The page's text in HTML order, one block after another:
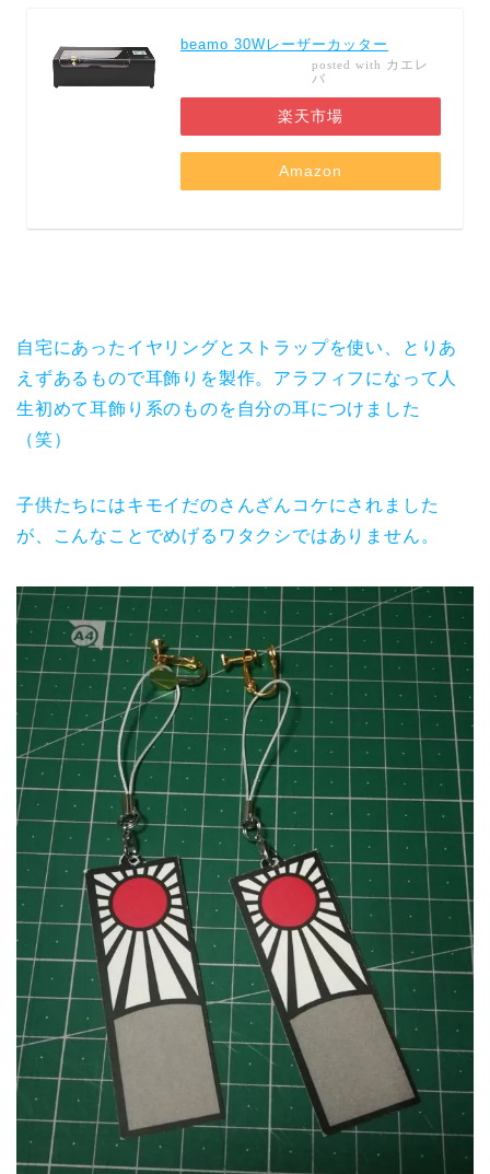
beamo 30Wレーザーカッター
posted with カエレ
バ
楽天市場
Amazon
自宅にあったイヤリングとストラップを使い、とりあ
えずあるもので耳飾りを製作。アラフィフになって人
生初めて耳飾り系のものを自分の耳につけました
（笑）
子供たちにはキモイだのさんざんコケにされました
が、こんなことでめげるワタクシではありません。